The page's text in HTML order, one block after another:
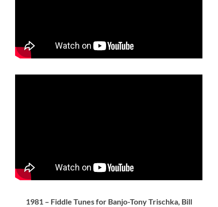
1981 – Fiddle Tunes for Banjo-Tony Trischka, Bill